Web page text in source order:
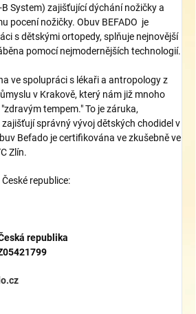
System) zajišťující dýchání nožičky a
pocení nožičky. Obuv BEFADO je
s dětskými ortopedy, splňuje nejnovější
pomocí nejmodernějších technologií.
ve spoluprácis lékařia antropologyz
v Krakově, který nám již mnoho
"zdravým tempem."To jezáruka,
zajišťují správný vývojdětských chodidel v
Befado je certifikována ve zkušebně ve
Zlín.
republice:
republika